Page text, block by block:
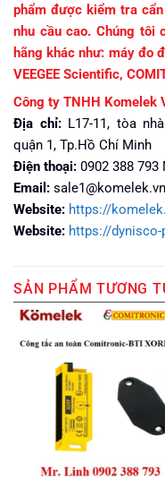
phẩm được kiểm tra
nhu cầu cao. Chúng tôi
hãng khác như: máy đo
VEEGEE Scientific,
Công ty TNHH Komelek
Địa chỉ:L17-11, tòa
quận 1, Tp.Hồ Chí Minh
Điện thoại: 0902 388 793
Email: sale1@komelek.vn
Website: https://
Website: https://
SẢN PHẨM TƯƠNG